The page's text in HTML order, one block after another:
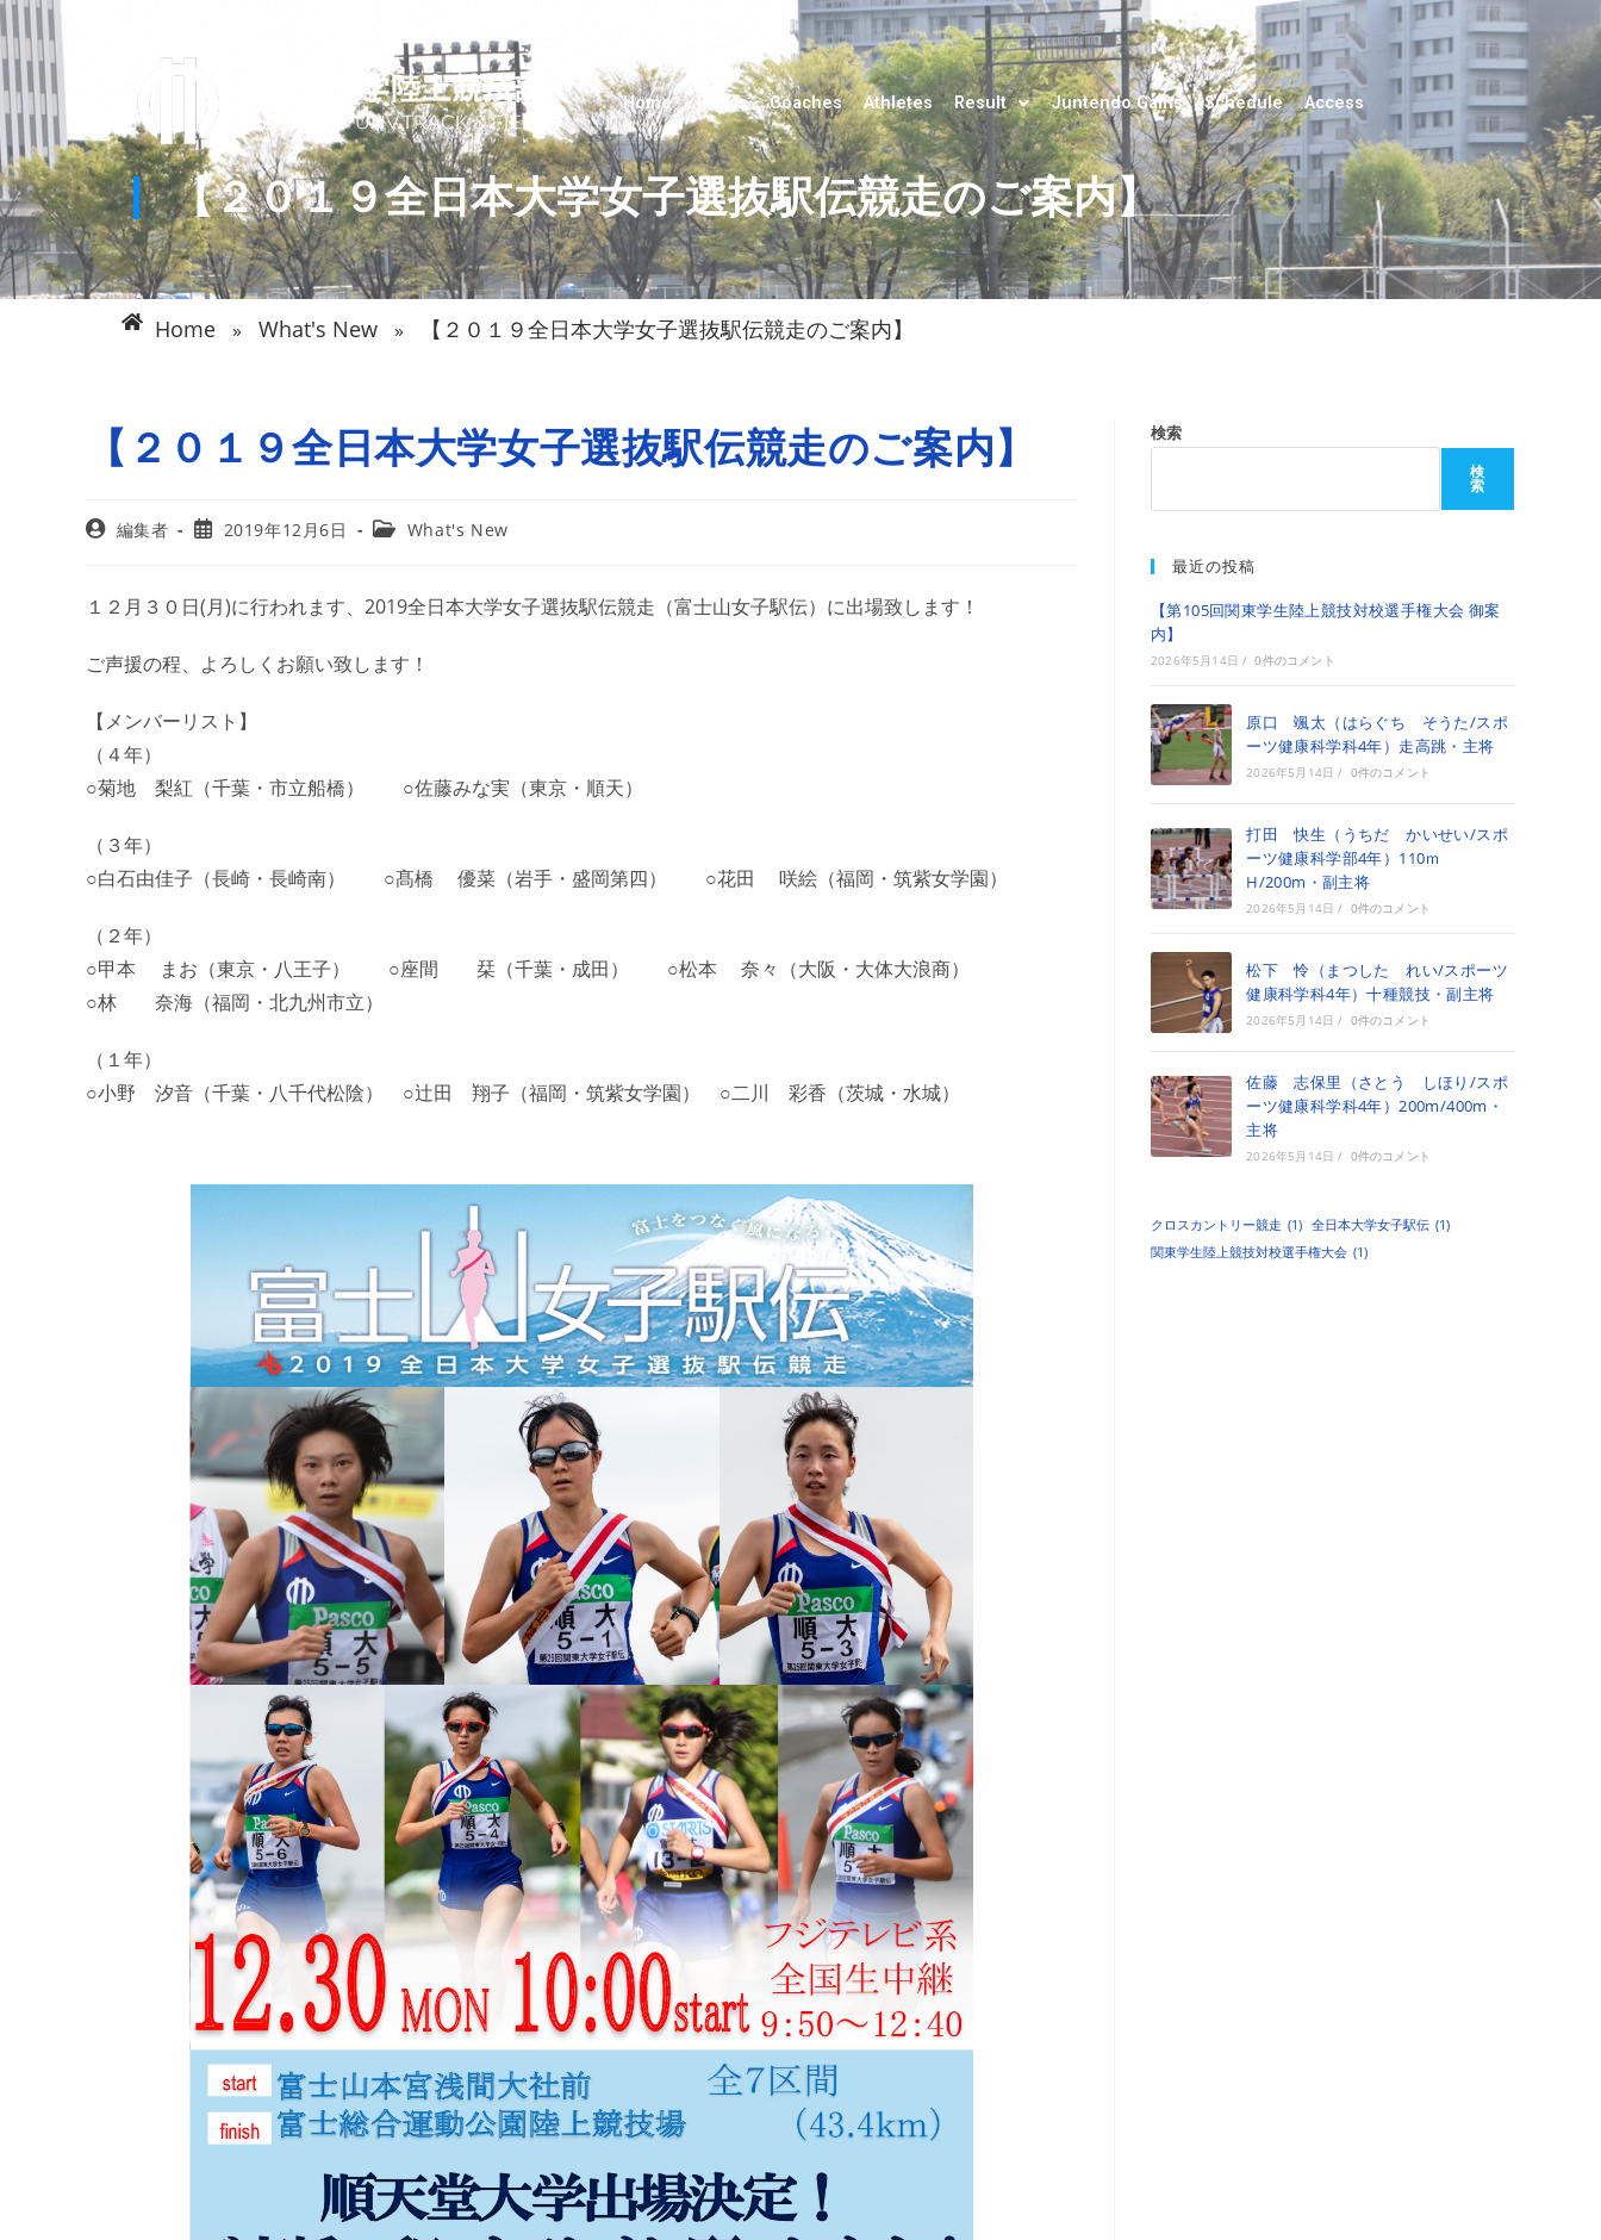
Home Topics Coaches Athletes Result Juntendo Gams Schedule Access
【２０１９全日本大学女子選抜駅伝競走のご案内】
Home » What's New » 【２０１９全日本大学女子選抜駅伝競走のご案内】
【２０１９全日本大学女子選抜駅伝競走のご案内】
編集者 2019年12月6日 What's New
１２月３０日(月)に行われます、2019全日本大学女子選抜駅伝競走（富士山女子駅伝）に出場致します！
ご声援の程、よろしくお願い致します！
【メンバーリスト】
（４年）
○菊地 梨紅（千葉・市立船橋） ○佐藤みな実（東京・順天）
（３年）
○白石由佳子（長崎・長崎南） ○髙橋 優菜（岩手・盛岡第四） ○花田 咲絵（福岡・筑紫女学園）
（２年）
○甲本 まお（東京・八王子） ○座間 栞（千葉・成田） ○松本 奈々（大阪・大体大浪商）
○林 奈海（福岡・北九州市立）
（１年）
○小野 汐音（千葉・八千代松陰） ○辻田 翔子（福岡・筑紫女学園） ○二川 彩香（茨城・水城）
検索
検
索
最近の投稿
【第105回関東学生陸上競技対校選手権大会 御案
内】
2026年5月14日 / 0件のコメント
原口 颯太（はらぐち そうた/スポ
ーツ健康科学科4年）走高跳・主将
2026年5月14日 / 0件のコメント
打田 快生（うちだ かいせい/スポ
ーツ健康科学部4年）110ｍ
H/200m・副主将
2026年5月14日 / 0件のコメント
松下 怜（まつした れい/スポーツ
健康科学科4年）十種競技・副主将
2026年5月14日 / 0件のコメント
佐藤 志保里（さとう しほり/スポ
ーツ健康科学科4年）200m/400m・
主将
2026年5月14日 / 0件のコメント
クロスカントリー競走 (1) 全日本大学女子駅伝 (1)
関東学生陸上競技対校選手権大会 (1)